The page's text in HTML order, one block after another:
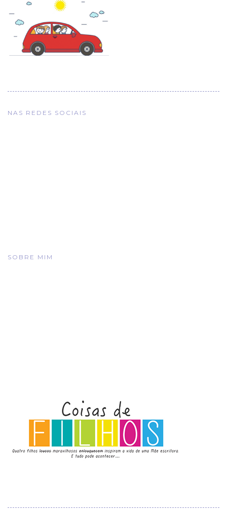
NAS REDES SOCIAIS
SOBRE MIM